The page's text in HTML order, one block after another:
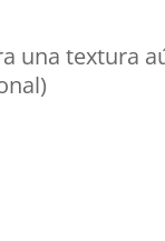
una textura